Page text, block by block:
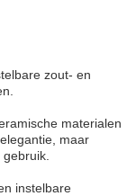
zout- en
materialen
maar
instelbare